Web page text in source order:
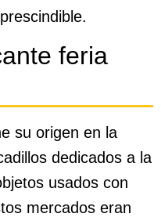
feria
su origen en la
dedicados a la
usados con
mercados eran